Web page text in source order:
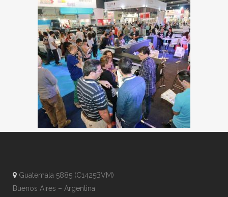
Guatemala 5885 (C1425BVM)
Buenos Aires – Argentina